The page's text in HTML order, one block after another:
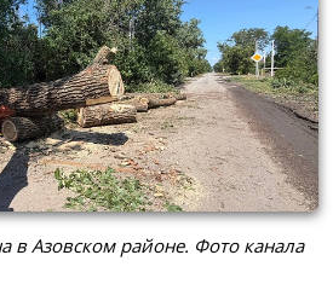
в Азовском районе. Фото канала